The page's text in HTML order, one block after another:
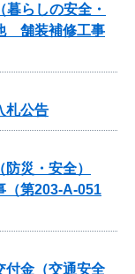
らしの安全・
舗装補修工事
札公告
災・安全）
（第203-A-051
付金（交通安全